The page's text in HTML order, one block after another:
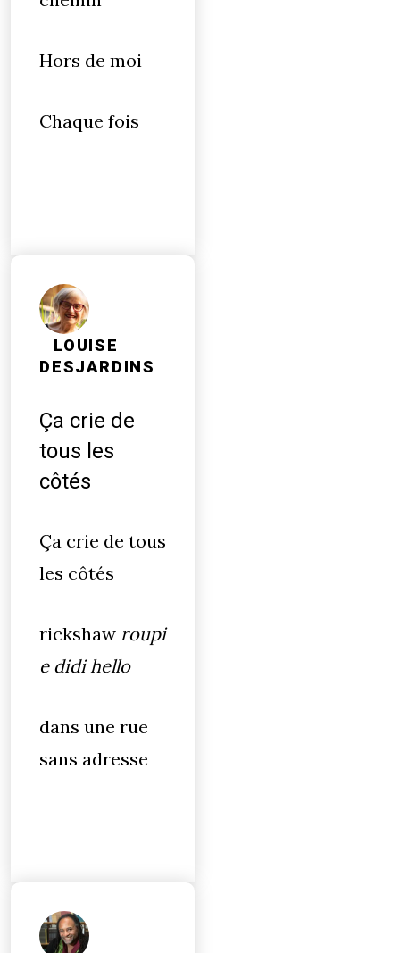
Hors de moi
Chaque fois
LOUISE
DESJARDINS
Ça crie de
tous les
côtés
Ça crie de tous
les côtés
rickshaw roupi
e didi hello
dans une rue
sans adresse